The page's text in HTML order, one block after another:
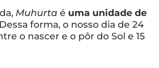
Muhurta é uma unidade de
Dessa forma, o nosso dia de 24
o nascer e o pôr do Sol e 15